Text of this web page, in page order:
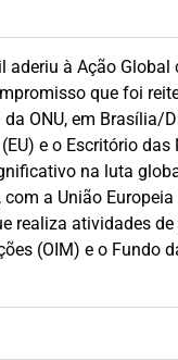
aderiu à Ação
que foi
ONU, em Brasília/
e o Escritório
na luta
a União
realiza atividades
(OIM) e o Fundo